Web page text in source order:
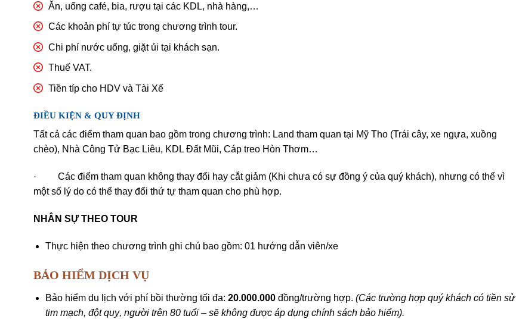
Ăn, uống café, bia, rượu tại các KDL, nhà hàng,…
Các khoản phí tự túc trong chương trình tour.
Chi phí nước uống, giặt ủi tại khách sạn.
Thuế VAT.
Tiền típ cho HDV và Tài Xế
ĐIỀU KIỆN & QUY ĐỊNH
Tất cả các điểm tham quan bao gồm trong chương trình: Land tham quan tại Mỹ Tho (Trái cây, xe ngựa, xuồng
chèo), Nhà Công Tử Bạc Liêu, KDL Đất Mũi, Cáp treo Hòn Thơm…
· Các điểm tham quan không thay đổi hay cắt giảm (Khi chưa có sự đồng ý của quý khách), nhưng có thể vì
một số lý do có thể thay đổi thứ tự tham quan cho phù hợp.
NHÂN SỰ THEO TOUR
Thực hiện theo chương trình ghi chú bao gồm: 01 hướng dẫn viên/xe
BẢO HIỂM DỊCH VỤ
Bảo hiểm du lịch với phí bồi thường tối đa:20.000.000 đồng/trường hợp. (Các trường hợp quý khách có tiền sử
tim mạch, đột quỵ, người trên 80 tuổi – sẽ không được áp dụng chính sách bảo hiểm).